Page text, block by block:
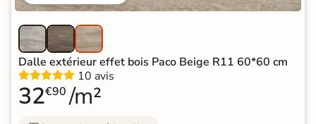
Dalle extérieur effet bois Paco Beige R11 60*60 cm
10 avis
32€90 /m²